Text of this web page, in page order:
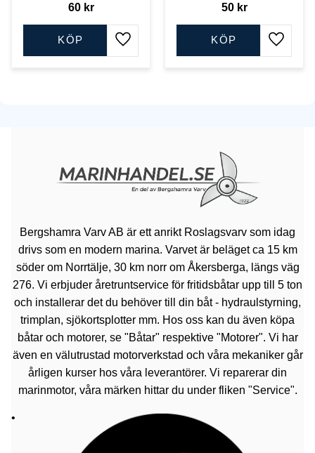
60kr
Lägg till i favoriter
KÖP
50kr
Lägg
KÖP
Bergshamra Varv AB är ett anrikt Roslagsvarv som idag
drivs som en modern marina. Varvet är beläget ca 15 km
söder om Norrtälje, 30 km norr om Åkersberga, längs väg
276. Vi erbjuder åretruntservice för fritidsbåtar upp till 5 ton
och installerar det du behöver till din båt - hydraulstyrning,
trimplan, sjökortsplotter mm. Hos oss kan du även köpa
båtar och motorer, se "Båtar" respektive "Motorer". Vi har
även en välutrustad motorverkstad och våra mekaniker går
årligen kurser hos våra leverantörer. Vi reparerar din
marinmotor, våra märken hittar du under fliken "Service".